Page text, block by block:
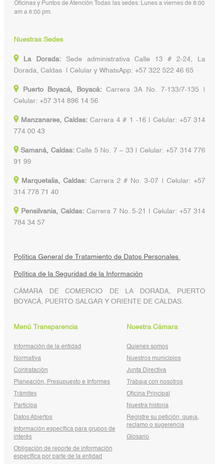
Oficinas y Puntos de Atención Todas las sedes: Lunes a viernes de 8:00
am a 6:00 pm.
Nuestras Sedes
La Dorada:Sede administrativa Calle 13 # 2-24, La
Dorada, Caldas | Celular y WhatsApp: +57 322 522 46 65
Puerto Boyacá, Boyacá:Carrera 3A No. 7-133/7-135 |
Celular: +57 314 896 14 56
Manzanares, Caldas: Carrera 4 # 1 -16 | Celular: +57 314
774 00 43
Samaná, Caldas:Calle 5 No. 7 – 33 | Celular: +57 314 776
91 99
Marquetalia, Caldas: Carrera 2 # No. 3-07 | Celular: +57
314 778 71 40
Pensilvania, Caldas:Carrera 7 No. 5-21 | Celular: +57 314
784 34 57
Política General de Tratamiento de Datos Personales
Política de la Seguridad de la Información
CÁMARA DE COMERCIO DE LA DORADA, PUERTO
BOYACÁ, PUERTO SALGAR Y ORIENTE DE CALDAS.
Menú Transparencia
Información de la entidad
Normativa
Contratación
Planeación, Presupuesto e Informes
Trámites
Participa
Datos Abiertos
Información específica para grupos de
interés
Obligación de reporte de información
específica por parte de la entidad
Nuestra Cámara
Quienes somos
Nuestros municipios
Junta Directiva
Trabaja con nosotros
Oficina Principal
Nuestra historia
Registre su petición, queja,
reclamo o sugerencia
Glosario